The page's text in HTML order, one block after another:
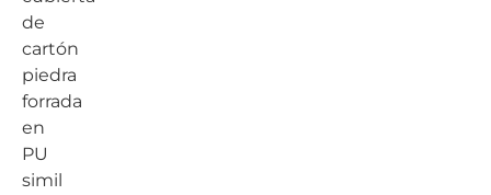
de
cartón
piedra
forrada
en
PU
simil